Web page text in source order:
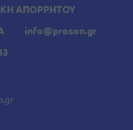
ΑΠΟΡΡΗΤΟΥ
info@proson.gr